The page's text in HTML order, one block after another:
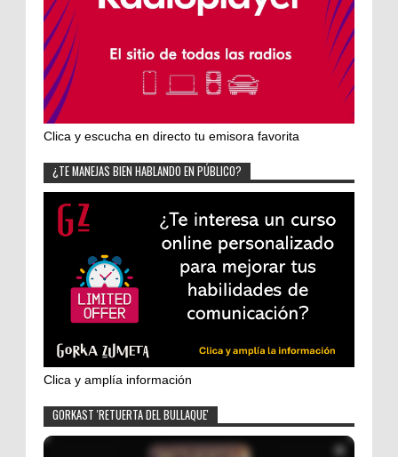
Clica y escucha en directo tu emisora favorita
¿TE MANEJAS BIEN HABLANDO EN PÚBLICO?
Clica y amplía información
GORKAST 'RETUERTA DEL BULLAQUE'